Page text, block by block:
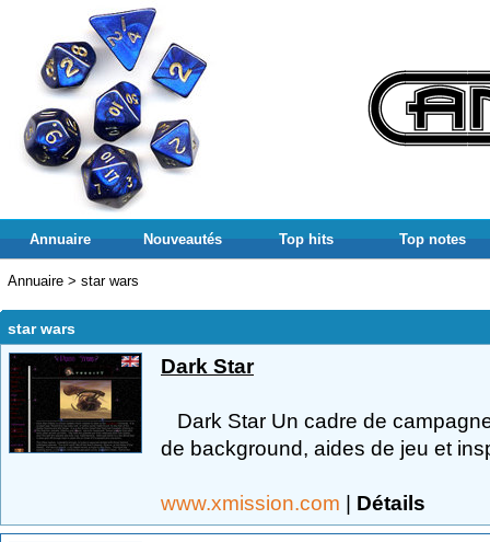
Annuaire Nouveautés Top hits Top notes
Annuaire > star wars
star wars
Dark Star
Dark Star Un cadre de
de background, aides de jeu et
www.xmission.com | Détails